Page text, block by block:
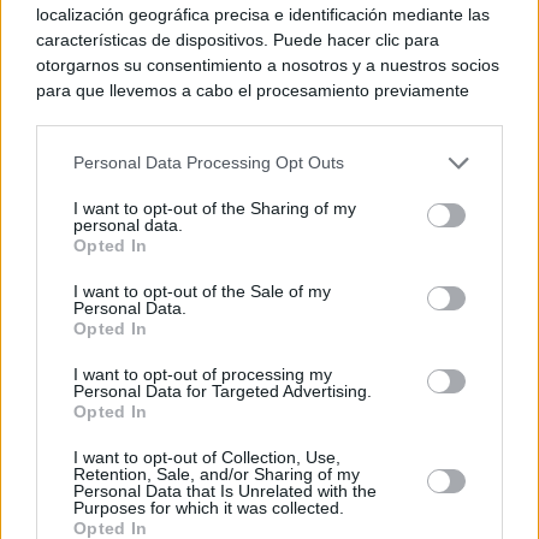
localización geográfica precisa e identificación mediante las
características de dispositivos. Puede hacer clic para
otorgarnos su consentimiento a nosotros y a nuestros socios
para que llevemos a cabo el procesamiento previamente
negar su consentimiento. Tenga en cuenta que algún
de su consentimiento, pero usted tiene el derecho de
rechazar tal procesamiento. Sus preferencias se aplicarán
cualquier momento entrando de nuevo en este sitio web o
visitando nuestra política de privacidad.
Personal Data Processing Opt Outs
I want to opt-out of the Sharing of my
personal data.
Opted In
I want to opt-out of the Sale of my
Personal Data.
Opted In
I want to opt-out of processing my
Personal Data for Targeted Advertising.
Opted In
I want to opt-out of Collection, Use,
Retention, Sale, and/or Sharing of my
Personal Data that Is Unrelated with the
Purposes for which it was collected.
Opted In